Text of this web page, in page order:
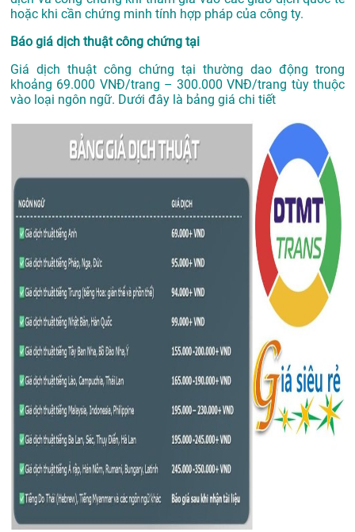
hoặc khi cần chứng minh tính hợp pháp của công ty.
Báo giá dịch thuật công chứng tại
Giá dịch thuật công chứng tại thường dao động trong
khoảng 69.000 VNĐ/trang – 300.000 VNĐ/trang tùy thuộc
vào loại ngôn ngữ. Dưới đây là bảng giá chi tiết